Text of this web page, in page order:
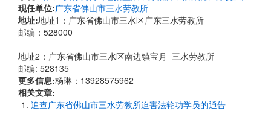
现任单位:广东省佛山市三水劳教所
地址:​地址1：广东省佛山市三水区广东三水劳教所
邮编：528000
地址2：广东省佛山市三水区南边镇宝月 三水劳教所
邮编: 528135
更多信息:杨琳：13928575962
相关文章:
追查广东省佛山市三水劳教所迫害法轮功学员的通告